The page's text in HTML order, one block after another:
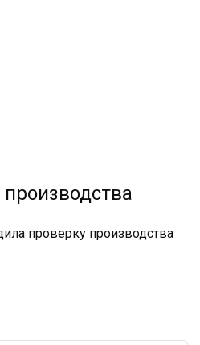
проверку производства